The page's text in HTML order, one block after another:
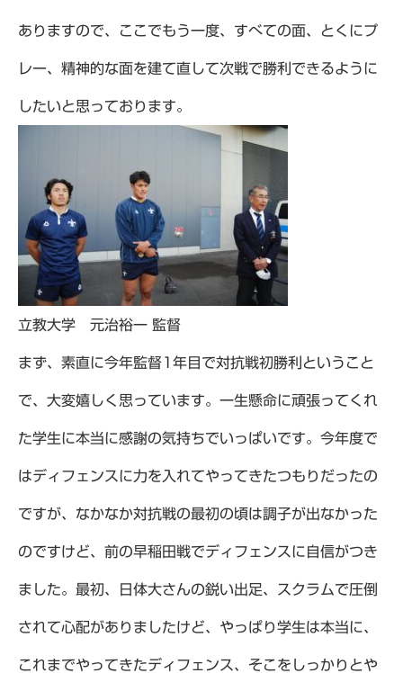
ありますので、ここでもう一度、すべての面、とくにプ
レー、精神的な面を建て直して次戦で勝利できるように
したいと思っております。
立教大学 元治裕一 監督
まず、素直に今年監督1年目で対抗戦初勝利ということ
で、大変嬉しく思っています。一生懸命に頑張ってくれ
た学生に本当に感謝の気持ちでいっぱいです。今年度で
はディフェンスに力を入れてやってきたつもりだったの
ですが、なかなか対抗戦の最初の頃は調子が出なかった
のですけど、前の早稲田戦でディフェンスに自信がつき
ました。最初、日体大さんの鋭い出足、スクラムで圧倒
されて心配がありましたけど、やっぱり学生は本当に、
これまでやってきたディフェンス、そこをしっかりとや